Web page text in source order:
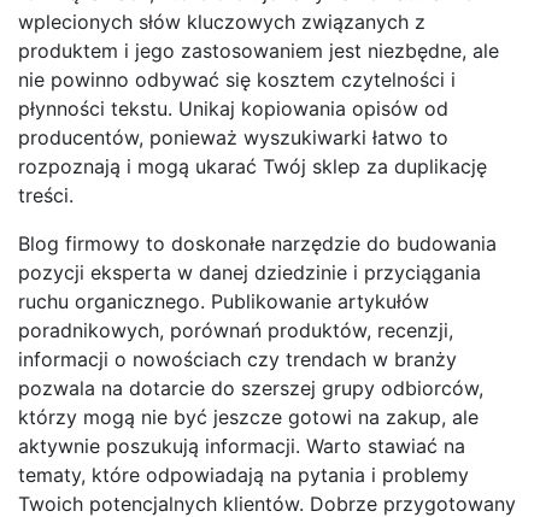
wplecionych słów kluczowych związanych z
produktem i jego zastosowaniem jest niezbędne, ale
nie powinno odbywać się kosztem czytelności i
płynności tekstu. Unikaj kopiowania opisów od
producentów, ponieważ wyszukiwarki łatwo to
rozpoznają i mogą ukarać Twój sklep za duplikację
treści.
Blog firmowy to doskonałe narzędzie do budowania
pozycji eksperta w danej dziedzinie i przyciągania
ruchu organicznego. Publikowanie artykułów
poradnikowych, porównań produktów, recenzji,
informacji o nowościach czy trendach w branży
pozwala na dotarcie do szerszej grupy odbiorców,
którzy mogą nie być jeszcze gotowi na zakup, ale
aktywnie poszukują informacji. Warto stawiać na
tematy, które odpowiadają na pytania i problemy
Twoich potencjalnych klientów. Dobrze przygotowany